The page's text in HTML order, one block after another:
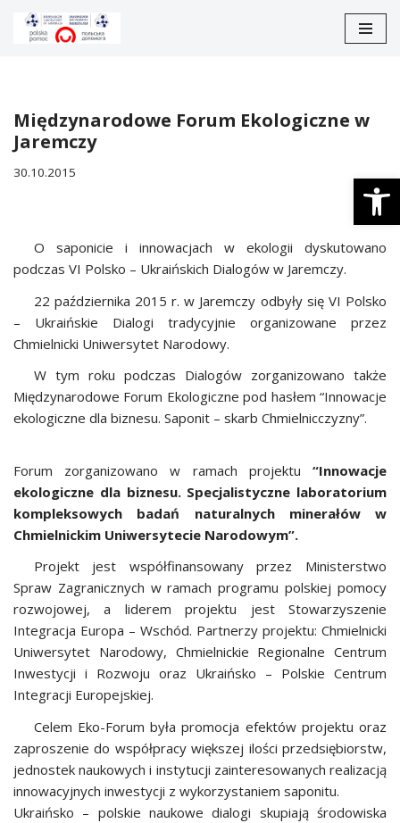
Перейти
Międzynarodowe Forum Ekologiczne w
Jaremczy
30.10.2015
O saponicie i innowacjach w ekologii dyskutowano
podczas VI Polsko – Ukraińskich Dialogów w Jaremczy.
22 października 2015 r. w Jaremczy odbyły się VI Polsko
– Ukraińskie Dialogi tradycyjnie organizowane przez
Chmielnicki Uniwersytet Narodowy.
W tym roku podczas Dialogów zorganizowano także
Międzynarodowe Forum Ekologiczne pod hasłem “Innowacje
ekologiczne dla biznesu. Saponit – skarb Chmielnicczyzny”.
Forum zorganizowano w ramach projektu “Innowacje
ekologiczne dla biznesu. Specjalistyczne laboratorium
kompleksowych badań naturalnych minerałów w
Chmielnickim Uniwersytecie Narodowym”.
Projekt jest współfinansowany przez Ministerstwo
Spraw Zagranicznych w ramach programu polskiej pomocy
rozwojowej, a liderem projektu jest Stowarzyszenie
Integracja Europa – Wschód. Partnerzy projektu: Chmielnicki
Uniwersytet Narodowy, Chmielnickie Regionalne Centrum
Inwestycji i Rozwoju oraz Ukraińsko – Polskie Centrum
Integracji Europejskiej.
Celem Eko-Forum była promocja efektów projektu oraz
zaproszenie do współpracy większej ilości przedsiębiorstw,
jednostek naukowych i instytucji zainteresowanych realizacją
innowacyjnych inwestycji z wykorzystaniem saponitu.
Ukraińsko – polskie naukowe dialogi skupiają środowiska